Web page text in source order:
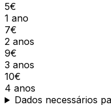
5€
1 ano
7€
2 anos
9€
3 anos
10€
4 anos
Dados necessários